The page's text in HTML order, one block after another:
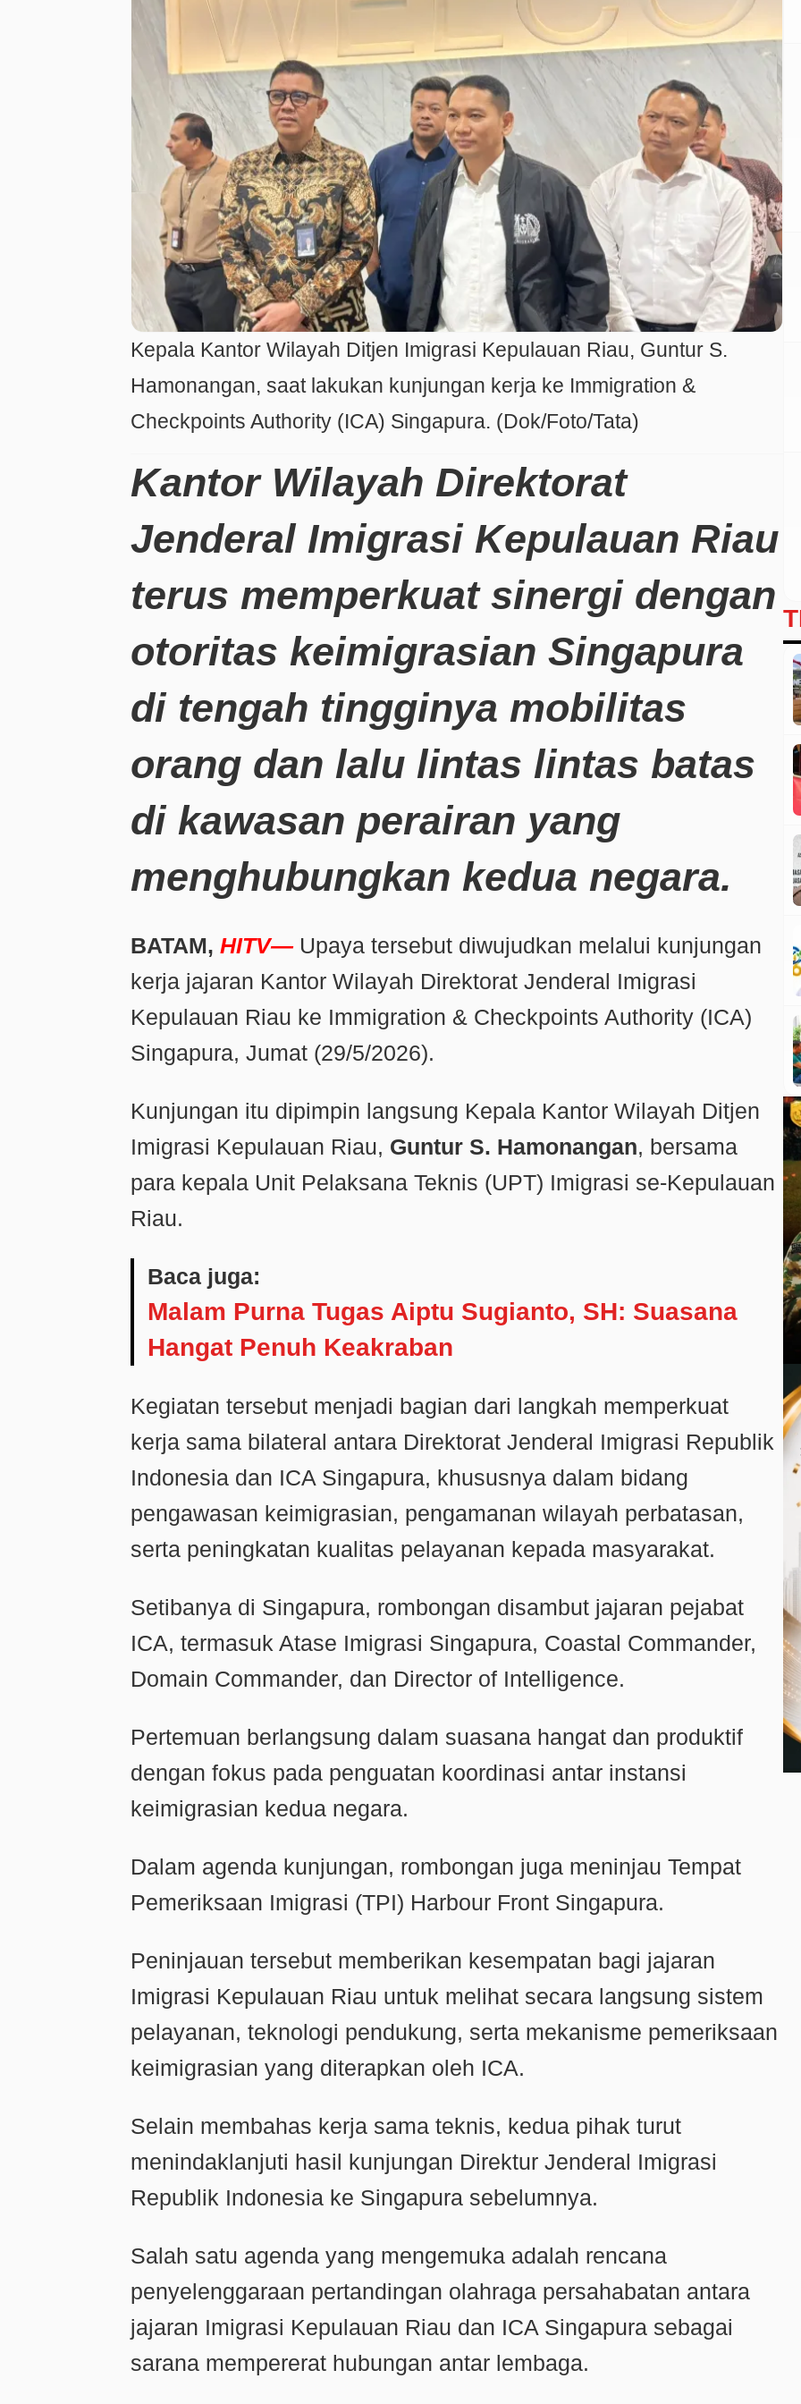
Kepala Kantor Wilayah Ditjen Imigrasi Kepulauan Riau, Guntur S.
Hamonangan, saat lakukan kunjungan kerja ke Immigration &
Checkpoints Authority (ICA) Singapura. (Dok/Foto/Tata)
Kantor Wilayah Direktorat
Jenderal Imigrasi Kepulauan Riau
terus memperkuat sinergi dengan
otoritas keimigrasian Singapura
di tengah tingginya mobilitas
orang dan lalu lintas lintas batas
di kawasan perairan yang
menghubungkan kedua negara.
BATAM, HITV—Upaya tersebut diwujudkan melalui kunjungan
kerja jajaran Kantor Wilayah Direktorat Jenderal Imigrasi
Kepulauan Riau ke Immigration & Checkpoints Authority (ICA)
Singapura, Jumat (29/5/2026).
Kunjungan itu dipimpin langsung Kepala Kantor Wilayah Ditjen
Imigrasi Kepulauan Riau, Guntur S. Hamonangan, bersama
para kepala Unit Pelaksana Teknis (UPT) Imigrasi se-Kepulauan
Riau.
Baca juga:
‎Malam Purna Tugas Aiptu Sugianto, SH: Suasana
Hangat Penuh Keakraban
Kegiatan tersebut menjadi bagian dari langkah memperkuat
kerja sama bilateral antara Direktorat Jenderal Imigrasi Republik
Indonesia dan ICA Singapura, khususnya dalam bidang
pengawasan keimigrasian, pengamanan wilayah perbatasan,
serta peningkatan kualitas pelayanan kepada masyarakat.
Setibanya di Singapura, rombongan disambut jajaran pejabat
ICA, termasuk Atase Imigrasi Singapura, Coastal Commander,
Domain Commander, dan Director of Intelligence.
Pertemuan berlangsung dalam suasana hangat dan produktif
dengan fokus pada penguatan koordinasi antar instansi
keimigrasian kedua negara.
Dalam agenda kunjungan, rombongan juga meninjau Tempat
Pemeriksaan Imigrasi (TPI) Harbour Front Singapura.
Peninjauan tersebut memberikan kesempatan bagi jajaran
Imigrasi Kepulauan Riau untuk melihat secara langsung sistem
pelayanan, teknologi pendukung, serta mekanisme pemeriksaan
keimigrasian yang diterapkan oleh ICA.
Selain membahas kerja sama teknis, kedua pihak turut
menindaklanjuti hasil kunjungan Direktur Jenderal Imigrasi
Republik Indonesia ke Singapura sebelumnya.
Salah satu agenda yang mengemuka adalah rencana
penyelenggaraan pertandingan olahraga persahabatan antara
jajaran Imigrasi Kepulauan Riau dan ICA Singapura sebagai
sarana mempererat hubungan antar lembaga.